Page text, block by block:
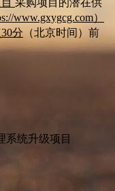
www.gxygcg.com）
分 （北京时间）前
系统升级项目